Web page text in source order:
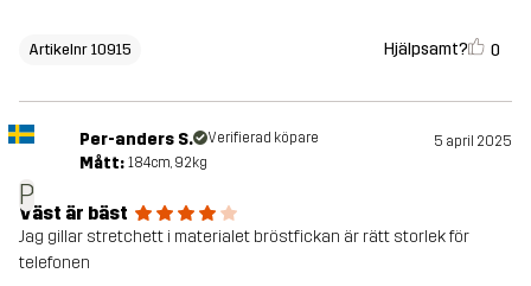
Artikelnr 10915 Hjälpsamt? 0
P
Per-anders S. Verifierad köpare 5 april 2025
Mått: 184cm, 92kg
Väst är bäst
Jag gillar stretchett i materialet bröstfickan är rätt storlek för
telefonen